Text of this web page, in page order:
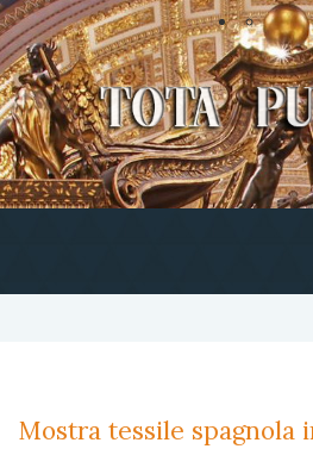
Mostra tessile spagnola